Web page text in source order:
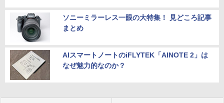
ソニーミラーレス一眼の大特集！ 見どころ記事
まとめ
AIスマートノートのiFLYTEK「AINOTE 2」は
なぜ魅力的なのか？